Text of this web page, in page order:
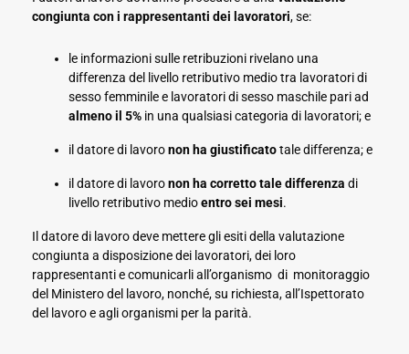
congiunta con i rappresentanti dei lavoratori, se:
le informazioni sulle retribuzioni rivelano una
differenza del livello retributivo medio tra lavoratori di
sesso femminile e lavoratori di sesso maschile pari ad
almeno il 5% in una qualsiasi categoria di lavoratori; e
il datore di lavoronon ha giustificatotale differenza; e
il datore di lavoronon ha corretto tale differenza di
livello retributivo medioentro sei mesi.
Il datore di lavoro deve mettere gli esiti della valutazione
congiunta a disposizione dei lavoratori, dei loro
rappresentanti e comunicarli all’organismo di monitoraggio
del Ministero del lavoro, nonché, su richiesta, all’Ispettorato
del lavoro e agli organismi per la parità.